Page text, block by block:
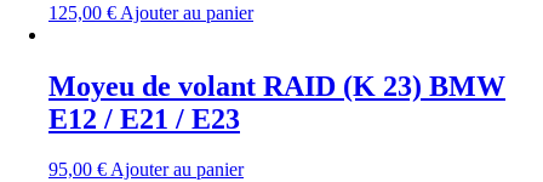
125,00 € Ajouter au panier
Moyeu de volant RAID (K 23) BMW
E12 / E21 / E23
95,00 €Ajouter au panier